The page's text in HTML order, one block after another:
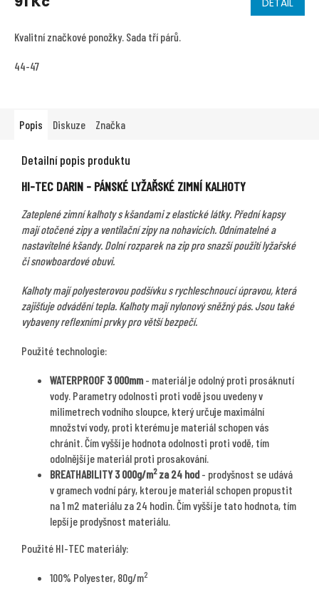
Kvalitní značkové ponožky. Sada tří párů.
44-47
Popis Diskuze Značka
Detailní popis produktu
HI-TEC DARIN - PÁNSKÉ LYŽAŘSKÉ ZIMNÍ KALHOTY
Zateplené zimní kalhoty s kšandami z elastické látky. Přední kapsy
mají otočené zipy a ventilační zipy na nohavicích. Odnímatelné a
nastavitelné kšandy. Dolní rozparek na zip pro snazší použití lyžařské
či snowboardové obuvi.
Kalhoty mají polyesterovou podšívku s rychleschnoucí úpravou, která
zajišťuje odvádění tepla. Kalhoty mají nylonový sněžný pás. Jsou také
vybaveny reflexními prvky pro větší bezpečí.
Použité technologie:
WATERPROOF 3 000mm - materiál je odolný proti prosáknutí
vody. Parametry odolnosti proti vodě jsou uvedeny v
milimetrech vodního sloupce, který určuje maximální
množství vody, proti kterému je materiál schopen vás
chránit. Čím vyšší je hodnota odolnosti proti vodě, tím
odolnější je materiál proti prosakování.
BREATHABILITY 3 000g/m2za 24 hod - prodyšnost se udává
v gramech vodní páry, kterou je materiál schopen propustit
na 1 m2 materiálu za 24 hodin. Čím vyšší je tato hodnota, tím
lepší je prodyšnost materiálu.
Použité HI-TEC materiály:
100% Polyester, 80g/m2